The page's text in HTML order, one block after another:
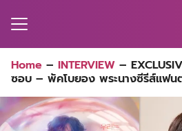
Home – INTERVIEW –
ซอบ – พัคโบยอง พระนางซีรีส์แฟน